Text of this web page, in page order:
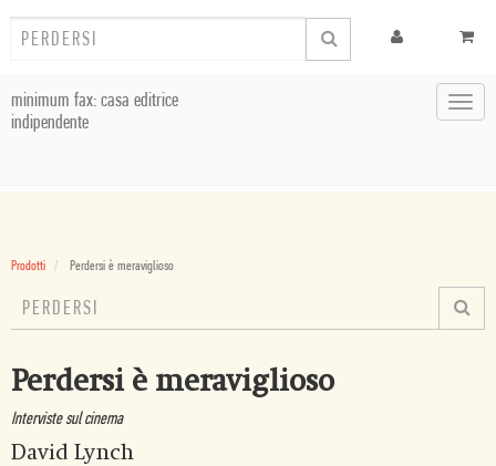
minimum fax: casa editrice
indipendente
Prodotti Perdersi è meraviglioso
Perdersi è meraviglioso
Interviste sul cinema
David Lynch